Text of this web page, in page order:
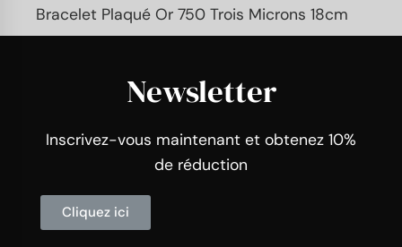
Bracelet Plaqué Or 750 Trois Microns 18cm
Newsletter
Inscrivez-vous maintenant et obtenez 10%
de réduction
Cliquez ici